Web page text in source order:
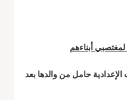
لمغتصبي أبناءهم
حامل من والدها بعد